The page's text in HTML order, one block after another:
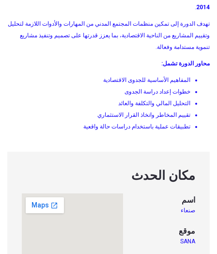
2014
.
تهدف الدورة إلى تمكين منظمات المجتمع المدني من المهارات والأدوات اللازمة لتحليل
وتقييم المشاريع من الناحية الاقتصادية، بما يعزز قدرتها على تصميم وتنفيذ مشاريع
تنموية مستدامة وفعالة.
محاور الدورة تشمل:
المفاهيم الأساسية للجدوى الاقتصادية
خطوات إعداد دراسة الجدوى
التحليل المالي والتكلفة والعائد
تقييم المخاطر واتخاذ القرار الاستثماري
تطبيقات عملية باستخدام دراسات حالة واقعية
مكان الحدث
اسم
صنعاء
موقع
SANA